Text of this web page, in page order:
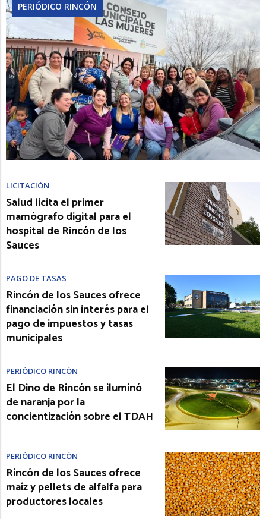
PERIÓDICO RINCÓN
LICITACIÓN
Salud licita el primer
mamógrafo digital para el
hospital de Rincón de los
Sauces
PAGO DE TASAS
Rincón de los Sauces ofrece
financiación sin interés para el
pago de impuestos y tasas
municipales
PERIÓDICO RINCÓN
El Dino de Rincón se iluminó
de naranja por la
concientización sobre el TDAH
PERIÓDICO RINCÓN
Rincón de los Sauces ofrece
maíz y pellets de alfalfa para
productores locales